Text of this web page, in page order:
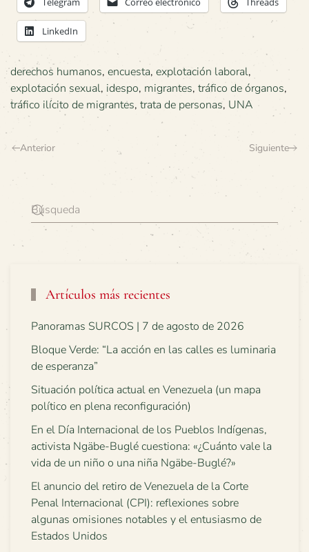
LinkedIn
derechos humanos, encuesta, explotación laboral,
explotación sexual, idespo, migrantes, tráfico de órganos,
tráfico ilícito de migrantes, trata de personas, UNA
Anterior Siguiente
Artículos más recientes
Panoramas SURCOS | 7 de agosto de 2026
Bloque Verde: “La acción en las calles es luminaria
de esperanza”
Situación política actual en Venezuela (un mapa
político en plena reconfiguración)
En el Día Internacional de los Pueblos Indígenas,
activista Ngäbe-Buglé cuestiona: «¿Cuánto vale la
vida de un niño o una niña Ngäbe-Buglé?»
El anuncio del retiro de Venezuela de la Corte
Penal Internacional (CPI): reflexiones sobre
algunas omisiones notables y el entusiasmo de
Estados Unidos